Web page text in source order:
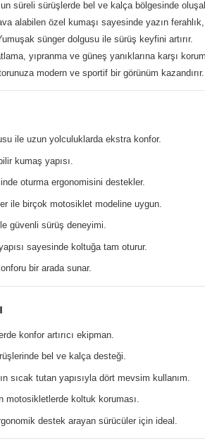
süreli sürüşlerde bel ve kalça bölgesinde
alabilen özel kumaşı sayesinde yazın ferahlık,
sünger dolgusu ile sürüş keyfini artırır.
yıpranma ve güneş yanıklarına karşı
modern ve sportif bir görünüm kazandırır.
ile uzun yolculuklarda ekstra konfor.
kumaş yapısı.
oturma ergonomisini destekler.
ile birçok motosiklet modeline uygun.
güvenli sürüş deneyimi.
sayesinde koltuğa tam oturur.
bir arada sunar.
konfor artırıcı ekipman.
bel ve kalça desteği.
sıcak tutan yapısıyla dört mevsim kullanım.
motosikletlerde koltuk koruması.
destek arayan sürücüler için ideal.